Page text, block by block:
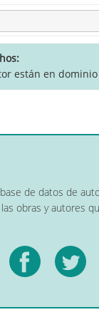
están en
de datos de
obras y autores